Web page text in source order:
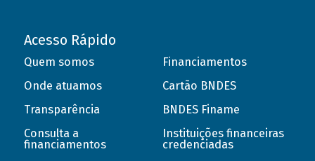
Acesso Rápido
Quem somos
Onde atuamos
Transparência
Consulta a
financiamentos
Financiamentos
Cartão BNDES
BNDES Finame
Instituições financeiras
credenciadas